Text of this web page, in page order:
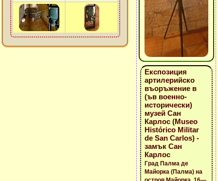
Експозиция
артилерийско
въоръжение в
(ъв военно-
исторически)
музей Сан
Карлос (Museo
Histórico Militar
de San Carlos) -
замък Сан
Карлос
Град Палма де
Майорка (Палма) на